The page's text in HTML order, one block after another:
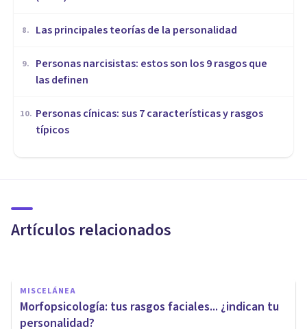
8. Las principales teorías de la personalidad
9.
Personas narcisistas: estos son los 9 rasgos que
las definen
10. Personas cínicas: sus 7 características y rasgos
típicos
Artículos relacionados
La teoría factorial-biológica de
Gray
MISCELÁNEA
Morfopsicología: tus rasgos faciales... ¿indican tu
personalidad?